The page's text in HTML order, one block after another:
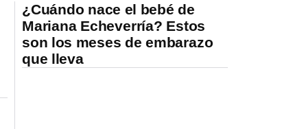
¿Cuándo nace el bebé de
Mariana Echeverría? Estos
son los meses de embarazo
que lleva